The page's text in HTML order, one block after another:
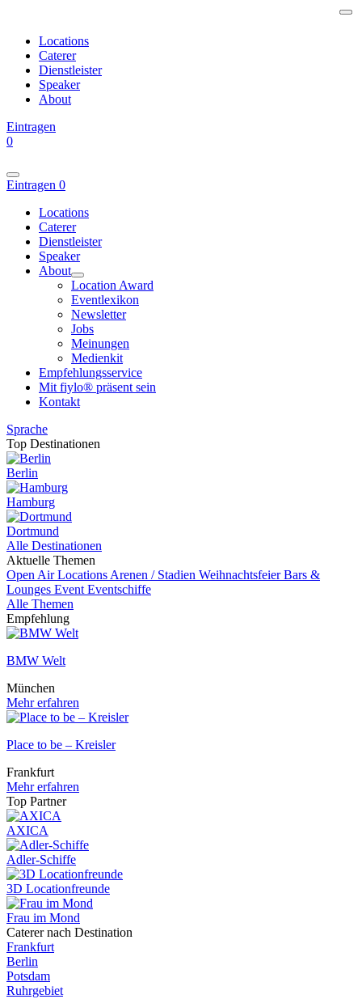
Locations
Caterer
Dienstleister
Speaker
About
Eintragen
0
Eintragen 0
Locations
Caterer
Dienstleister
Speaker
About
Location Award
Eventlexikon
Newsletter
Jobs
Meinungen
Medienkit
Empfehlungsservice
Mit fiylo® präsent sein
Kontakt
Sprache
Top Destinationen
Berlin
Hamburg
Dortmund
Alle Destinationen
Aktuelle Themen
Open Air Locations Arenen / Stadien WeihnachtsfeierBars &
Lounges Event Eventschiffe
Alle Themen
Empfehlung
BMW Welt
München
Mehr erfahren
Place to be – Kreisler
Frankfurt
Mehr erfahren
Top Partner
AXICA
Adler-Schiffe
3D Locationfreunde
Frau im Mond
Caterer nach Destination
Frankfurt
Berlin
Potsdam
Ruhrgebiet